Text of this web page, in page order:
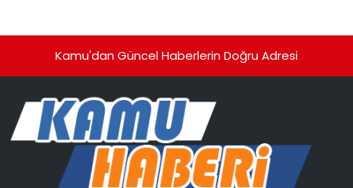
Kamu'dan Güncel Haberlerin Doğru Adresi